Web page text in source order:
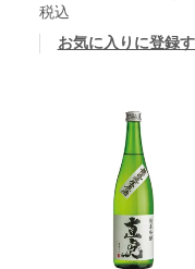
税込
お気に入りに登録